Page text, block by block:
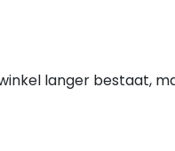
langer bestaat,